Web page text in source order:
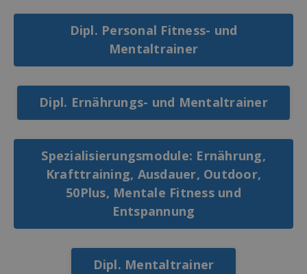
Dipl. Personal Fitness- und
Mentaltrainer
Dipl. Ernährungs- und Mentaltrainer
Spezialisierungsmodule: Ernährung,
Krafttraining, Ausdauer, Outdoor,
50Plus, Mentale Fitness und
Entspannung
Dipl. Mentaltrainer